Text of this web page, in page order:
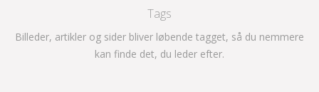
Tags
Billeder, artikler og sider bliver løbende tagget, så du nemmere
kan finde det, du leder efter.